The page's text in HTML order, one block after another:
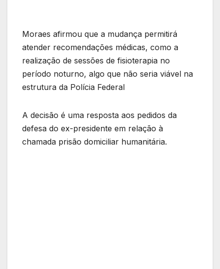
Moraes afirmou que a mudança permitirá
atender recomendações médicas, como a
realização de sessões de fisioterapia no
período noturno, algo que não seria viável na
estrutura da Polícia Federal
A decisão é uma resposta aos pedidos da
defesa do ex-presidente em relação à
chamada prisão domiciliar humanitária.